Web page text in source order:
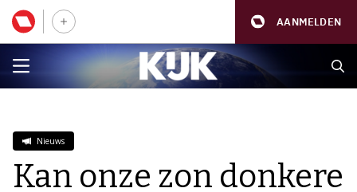
AANMELDEN
Nieuws
Kan onze zon donkere